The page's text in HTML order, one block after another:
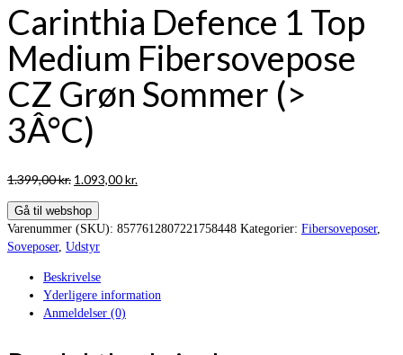
Carinthia Defence 1 Top
Medium Fibersovepose
CZ Grøn Sommer (>
3Â°C)
1.399,00kr. Den
pris
var:
1.399,00 kr..
1.093,00kr.
er:
Gå til webshop
Varenummer (SKU): 8577612807221758448 Kategorier: Fibersoveposer,
Soveposer, Udstyr
Beskrivelse
Yderligere information
Anmeldelser (0)